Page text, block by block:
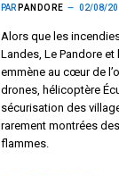
PAR PANDORE 02/08/
Alors que les
Landes, Le Pandore
emmène au cœur de
drones, hélicoptère
sécurisation des
rarement montrées
flammes.